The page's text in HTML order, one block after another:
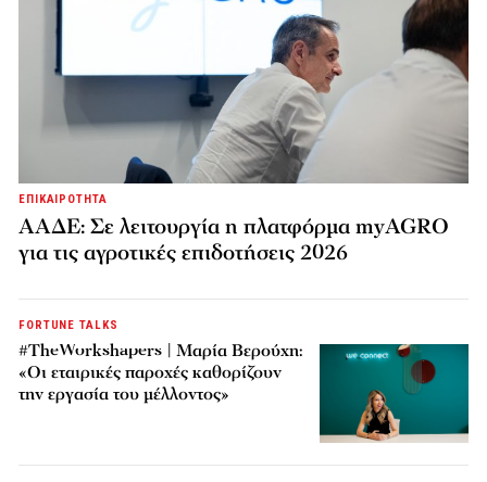
ΕΠΙΚΑΙΡΟΤΗΤΑ
ΑΑΔΕ: Σε λειτουργία η πλατφόρμα myAGRO
για τις αγροτικές επιδοτήσεις 2026
FORTUNE TALKS
#TheWorkshapers | Μαρία Βερούχη:
«Οι εταιρικές παροχές καθορίζουν
την εργασία του μέλλοντος»